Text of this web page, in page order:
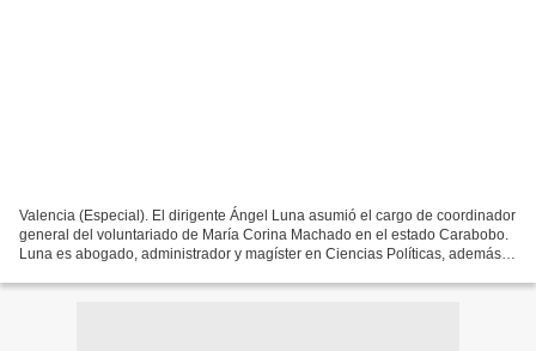
Valencia (Especial). El dirigente Ángel Luna asumió el cargo de coordinador
general del voluntariado de María Corina Machado en el estado Carabobo.
Luna es abogado, administrador y magíster en Ciencias Políticas, además,